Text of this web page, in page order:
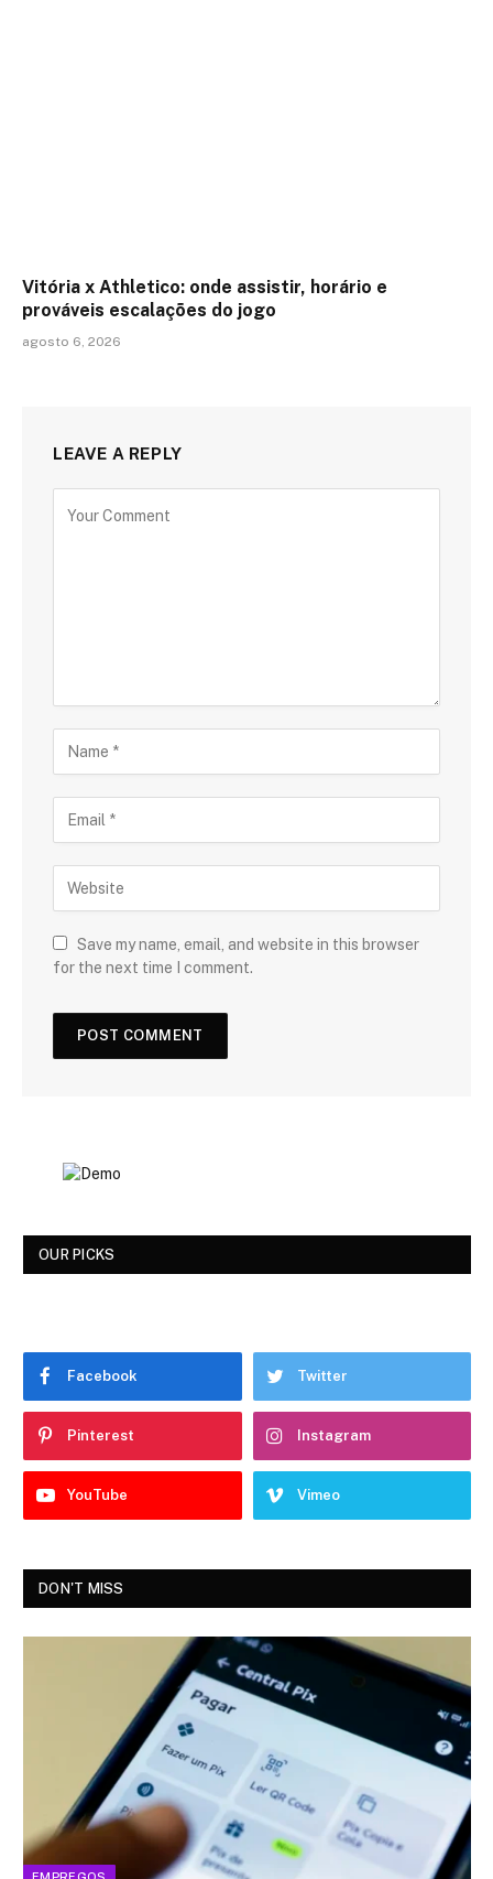
Vitória x Athletico: onde assistir, horário e
prováveis escalações do jogo
agosto 6, 2026
LEAVE A REPLY
Save my name, email, and website in this browser
for the next time I comment.
OUR PICKS
Facebook Twitter
Pinterest Instagram
YouTube Vimeo
DON'T MISS